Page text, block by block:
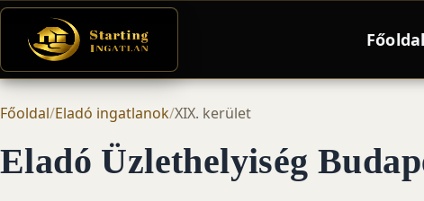
Főoldal
Főoldal/Eladó ingatlanok/XIX. kerület
Eladó Üzlethelyiség